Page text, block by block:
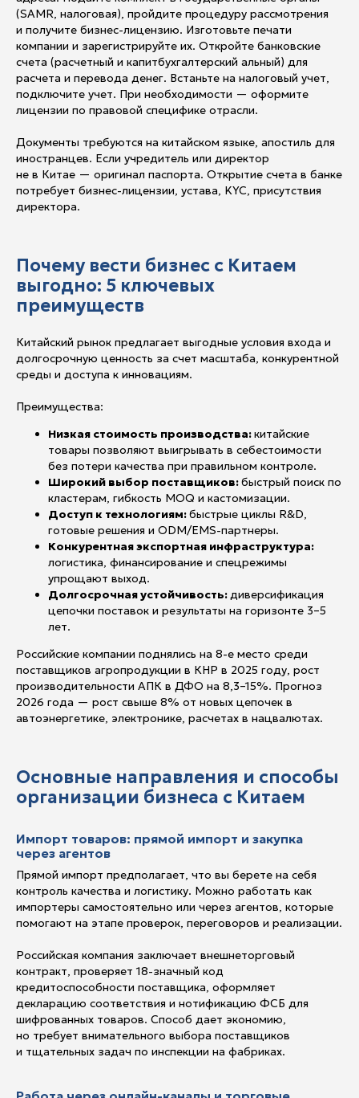
(SAMR, налоговая), пройдите процедуру рассмотрения
и получите бизнес-лицензию. Изготовьте печати
компании и зарегистрируйте их. Откройте банковские
счета (расчетный и капитбухгалтерский альный) для
расчета и перевода денег. Встаньте на налоговый учет,
подключите учет. При необходимости — оформите
лицензии по правовой специфике отрасли.
Документы требуются на китайском языке, апостиль для
иностранцев. Если учредитель или директор
не в Китае — оригинал паспорта. Открытие счета в банке
потребует бизнес-лицензии, устава, KYC, присутствия
директора.
Почему вести бизнес с Китаем
выгодно: 5 ключевых
преимуществ
Китайский рынок предлагает выгодные условия входа и
долгосрочную ценность за счет масштаба, конкурентной
среды и доступа к инновациям.
Преимущества:
Низкая стоимость производства:китайские
товары позволяют выигрывать в себестоимости
без потери качества при правильном контроле.
Широкий выбор поставщиков:быстрый поиск по
кластерам, гибкость MOQ и кастомизации.
Доступ к технологиям:быстрые циклы R&D,
готовые решения и ODM/EMS-партнеры.
Конкурентная экспортная инфраструктура:
логистика, финансирование и спецрежимы
упрощают выход.
Долгосрочная устойчивость:диверсификация
цепочки поставок и результаты на горизонте 3–5
лет.
Российские компании поднялись на 8-е место среди
поставщиков агропродукции в КНР в 2025 году, рост
производительности АПК в ДФО на 8,3–15%. Прогноз
2026 года — рост свыше 8% от новых цепочек в
автоэнергетике, электронике, расчетах в нацвалютах.
Основные направления и способы
организации бизнеса с Китаем
Импорт товаров: прямой импорт и закупка
через агентов
Прямой импорт предполагает, что вы берете на себя
контроль качества и логистику. Можно работать как
импортеры самостоятельно или через агентов, которые
помогают на этапе проверок, переговоров и реализации.
Российская компания заключает внешнеторговый
контракт, проверяет 18-значный код
кредитоспособности поставщика, оформляет
декларацию соответствия и нотификацию ФСБ для
шифрованных товаров. Способ дает экономию,
но требует внимательного выбора поставщиков
и тщательных задач по инспекции на фабриках.